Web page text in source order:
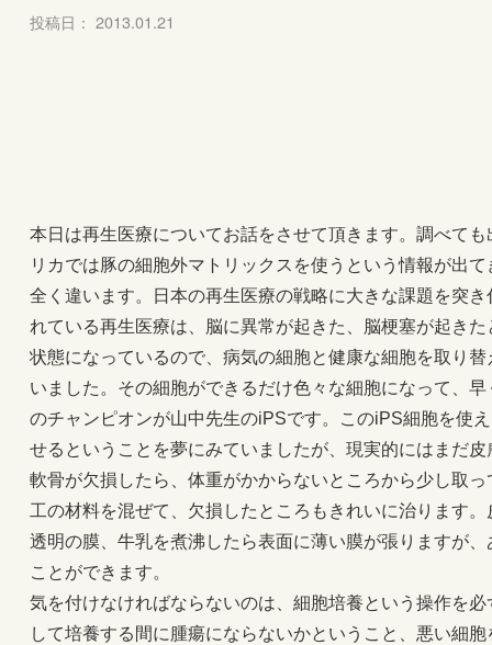
投稿日： 2013.01.21
本日は再生医療についてお話をさせて頂きます。調べて
リカでは豚の細胞外マトリックスを使うという情報が出
全く違います。日本の再生医療の戦略に大きな課題を突
れている再生医療は、脳に異常が起きた、脳梗塞が起き
状態になっているので、病気の細胞と健康な細胞を取り
いました。その細胞ができるだけ色々な細胞になって、
のチャンピオンが山中先生のiPSです。このiPS細胞を使
せるということを夢にみていましたが、現実的にはまだ
軟骨が欠損したら、体重がかからないところから少し取
工の材料を混ぜて、欠損したところもきれいに治ります
透明の膜、牛乳を煮沸したら表面に薄い膜が張りますが
ことができます。
気を付けなければならないのは、細胞培養という操作を
して培養する間に腫瘍にならないかということ、悪い細